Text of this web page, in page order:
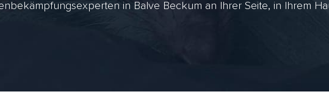
in Balve Beckum an Ihrer Seite, in Ihrem